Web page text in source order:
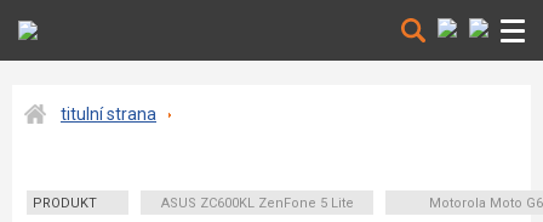
titulní strana
PRODUKT ASUS ZC600KL ZenFone 5 Lite Motorola Moto